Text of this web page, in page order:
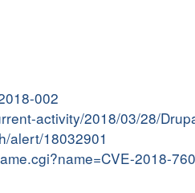
002
activity/2018/03/28/
alert/18032901
2018-